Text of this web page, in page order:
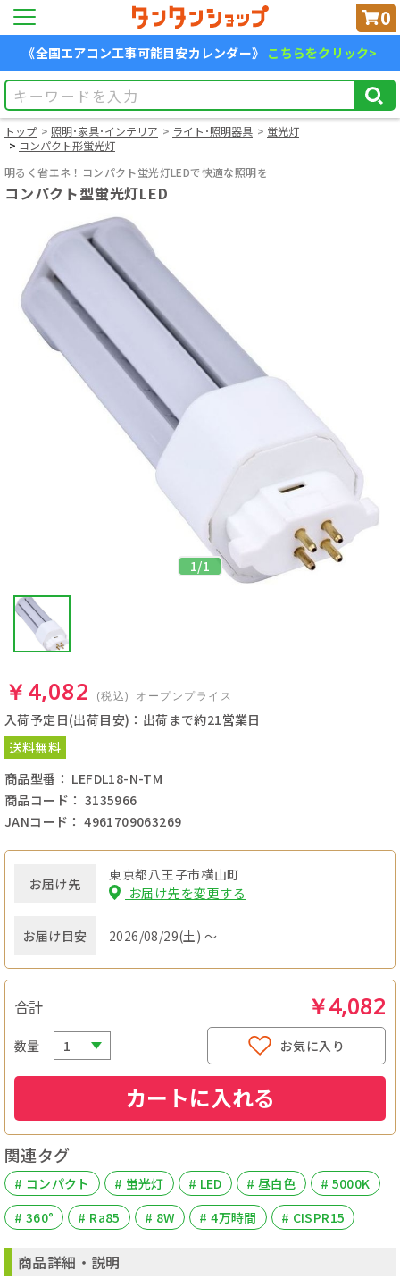
0
《全国エアコン工事可能目安カレンダー》 こちらをクリック>
トップ 照明･家具･インテリア ライト･照明器具
蛍光灯
コンパクト形蛍光灯
明るく省エネ！コンパクト蛍光灯LEDで快適な照明を
コンパクト型蛍光灯LED
1/1
￥4,082 (税込) オープンプライス
入荷予定日(出荷目安)：出荷まで約21営業日
送料無料
商品型番： LEFDL18-N-TM
商品コード： 3135966
JANコード： 4961709063269
お届け先
東京都八王子市横山町
お届け先を変更する
お届け目安 2026/08/29(土) ～
合計 ￥4,082
数量 お気に入り
カートに入れる
関連タグ
# コンパクト # 蛍光灯 # LED # 昼白色
# 5000K
# 360°
# Ra85 # 8W # 4万時間 # CISPR15
商品詳細・説明